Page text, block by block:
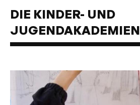
DIE KINDER- UND
JUGENDAKADEMIEN